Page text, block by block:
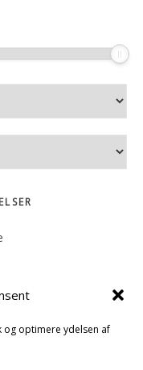
og optimere ydelsen af